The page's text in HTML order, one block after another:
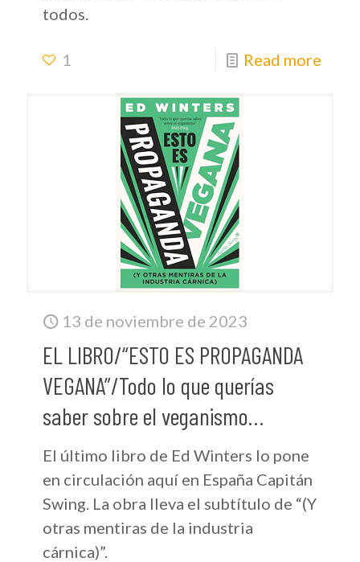
todos.
1 Read more
13 de noviembre de 2023
EL LIBRO/“ESTO ES PROPAGANDA
VEGANA”/Todo lo que querías
saber sobre el veganismo…
El último libro de Ed Winters lo pone
en circulación aquí en España Capitán
Swing. La obra lleva el subtítulo de “(Y
otras mentiras de la industria
cárnica)”.